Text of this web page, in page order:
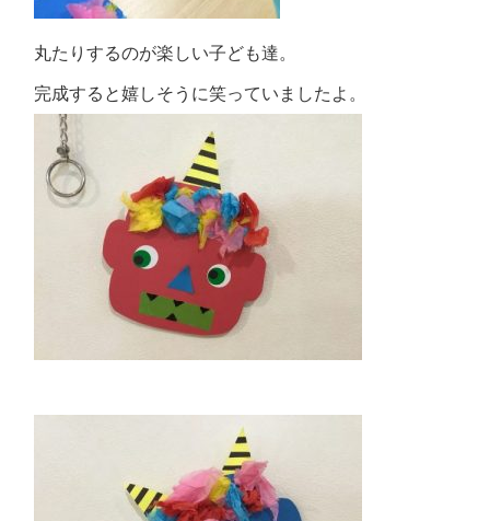
丸たりするのが楽しい子ども達。
完成すると嬉しそうに笑っていましたよ。